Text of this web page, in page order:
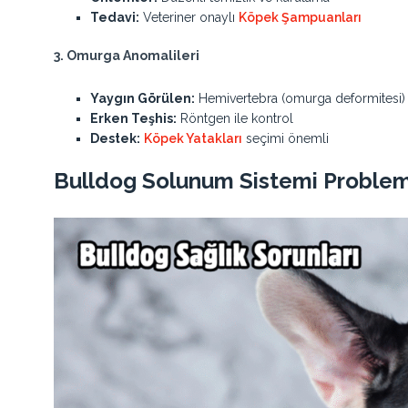
Tedavi: Veteriner onaylı Köpek Şampuanları
3. Omurga Anomalileri
Yaygın Görülen: Hemivertebra (omurga deformitesi)
Erken Teşhis: Röntgen ile kontrol
Destek: Köpek Yatakları seçimi önemli
Bulldog Solunum Sistemi